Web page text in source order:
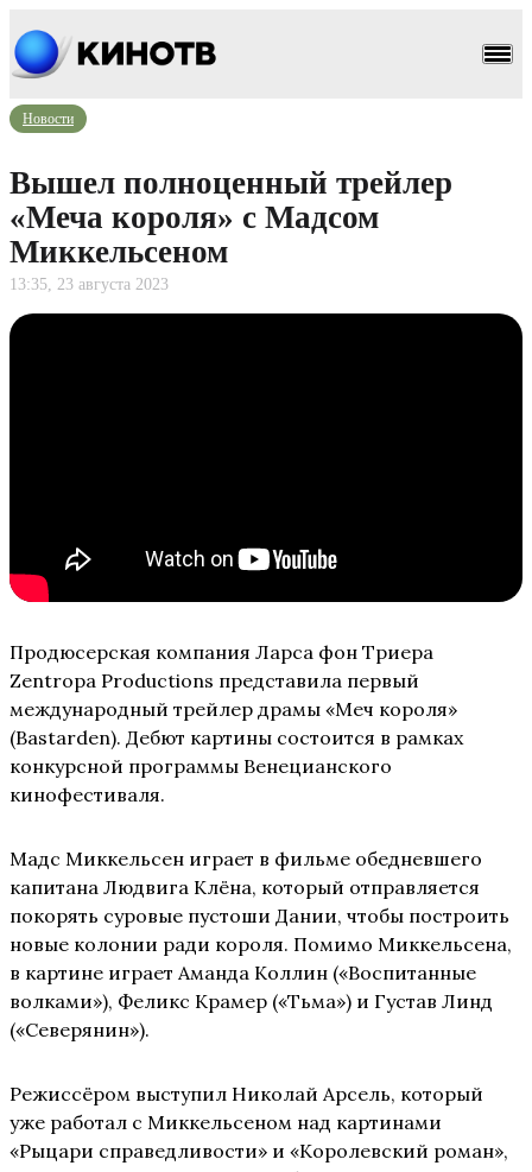
Новости
Вышел полноценный трейлер
«Меча короля» с Мадсом
Миккельсеном
13:35, 23 августа 2023
Продюсерская компания Ларса фон Триера
Zentropa Productions представила первый
международный трейлер драмы «Меч короля»
(Bastarden). Дебют картины состоится в рамках
конкурсной программы Венецианского
кинофестиваля.
Мадс Миккельсен играет в фильме обедневшего
капитана Людвига Клёна, который отправляется
покорять суровые пустоши Дании, чтобы построить
новые колонии ради короля. Помимо Миккельсена,
в картине играет Аманда Коллин («Воспитанные
волками»), Феликс Крамер («Тьма») и Густав Линд
(«Северянин»).
Режиссёром выступил Николай Арсель, который
уже работал с Миккельсеном над картинами
«Рыцари справедливости» и «Королевский роман»,